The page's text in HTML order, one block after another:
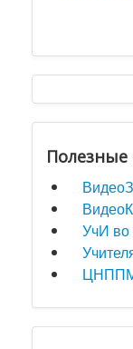
Полезные
УчИ во